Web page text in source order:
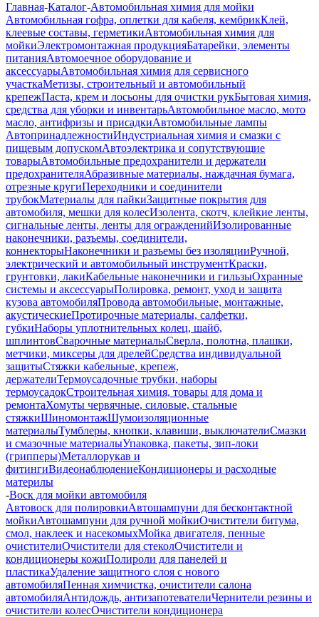
Главная-Каталог-Автомобильная химия для мойки
Автомобильная гофра, оплетки для кабеля, кембрикКлей,
клеевые составы, герметикиАвтомобильная химия для
мойкиЭлектромонтажная продукцияБатарейки, элементы
питанияАвтомоечное оборудование и
аксессуарыАвтомобильная химия для сервисного
участкаМетизы, строительный и автомобильный
крепежПаста, крем и лосьоны для очистки рукБытовая химия,
средства для уборки и инвентарьАвтомобильное масло, мото
масло, антифризы и присадкиАвтомобильные лампы
АвтопринадлежностиИндустриальная химия и смазки с
пищевым допускомАвтоэлектрика и сопутствующие
товарыАвтомобильные предохранители и держатели
предохранителяАбразивные материалы, наждачная бумага,
отрезные кругиПереходники и соединители
трубокМатериалы для пайкиЗащитные покрытия для
автомобиля, мешки для колесИзолента, скотч, клейкие ленты,
сигнальные ленты, ленты для огражденийИзолированные
наконечники, разъемы, соединители,
коннекторыНаконечники и разъемы без изоляцииРучной,
электрический и автомобильный инструментКраски,
грунтовки, лакиКабельные наконечники и гильзыОхранные
системы и аксессуарыПолировка, ремонт, уход и защита
кузова автомобиляПровода автомобильные, монтажные,
акустическиеПротирочные материалы, салфетки,
губкиНаборы уплотнительных колец, шайб,
шплинтовСварочные материалыСверла, полотна, плашки,
метчики, миксеры для дрелейСредства индивидуальной
защитыСтяжки кабельные, крепеж,
держателиТермоусадочные трубки, наборы
термоусадокСтроительная химия, товары для дома и
ремонтаХомуты червячные, силовые, стальные
стяжкиШиномонтажШумоизоляционные
материалыТумблеры, кнопки, клавиши, выключателиСмазки
и смазочные материалыУпаковка, пакеты, зип-локи
(грипперы)Металлорукав и
фитингиВидеонаблюдениеКондиционеры и расходные
материлы
-Воск для мойки автомобиля
Автовоск для полировкиАвтошампуни для бесконтактной
мойкиАвтошампуни для ручной мойкиОчистители битума,
смол, наклеек и насекомыхМойка двигателя, пенные
очистителиОчистители для стеколОчистители и
кондиционеры кожиПолироли для панелей и
пластикаУдаление защитного слоя с нового
автомобиляПенная химчистка, очистители салона
автомобиляАнтидождь, антизапотевателиЧернители резины и
очистители колесОчистители кондиционера